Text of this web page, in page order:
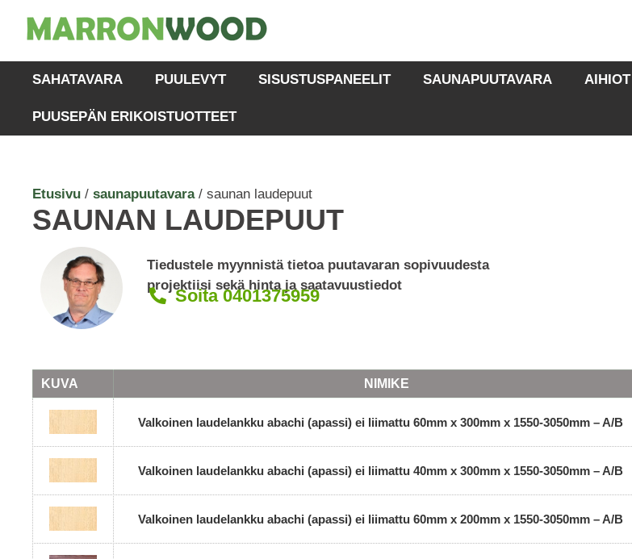
SAHATAVARA PUULEVYT SISUSTUSPANEELIT SAUNAPUUTAVARA AIHIOT
PUUSEPÄN ERIKOISTUOTTEET
Etusivu / saunapuutavara/ saunan laudepuut
SAUNAN LAUDEPUUT
Tiedustele myynnistä tietoa puutavaran sopivuudesta
projektiisi sekä hinta ja saatavuustiedot
Soita 0401375959
KUVA NIMIKE
Valkoinen laudelankku abachi (apassi) ei liimattu 60mm x 300mm x 1550-3050mm – A/B
Valkoinen laudelankku abachi (apassi) ei liimattu 40mm x 300mm x 1550-3050mm – A/B
Valkoinen laudelankku abachi (apassi) ei liimattu 60mm x 200mm x 1550-3050mm – A/B